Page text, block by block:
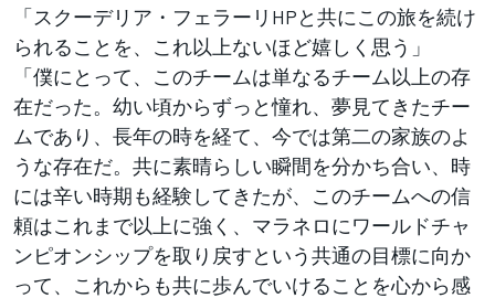
「スクーデリア・フェラーリHPと共にこの旅を続け
られることを、これ以上ないほど嬉しく思う」
「僕にとって、このチームは単なるチーム以上の存
在だった。幼い頃からずっと憧れ、夢見てきたチー
ムであり、長年の時を経て、今では第二の家族のよ
うな存在だ。共に素晴らしい瞬間を分かち合い、時
には辛い時期も経験してきたが、このチームへの信
頼はこれまで以上に強く、マラネロにワールドチャ
ンピオンシップを取り戻すという共通の目標に向か
って、これからも共に歩んでいけることを心から感